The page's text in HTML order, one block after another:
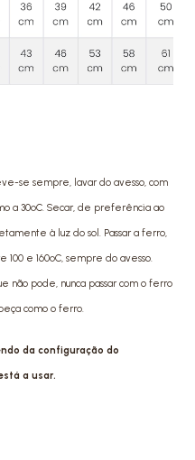
se sempre, lavar do avesso, com
a 30ºC. Secar, de preferência ao
à luz do sol. Passar a ferro,
e 160ºC, sempre do avesso.
não pode, nunca passar com o ferro
como o ferro.
da configuração do
a usar.